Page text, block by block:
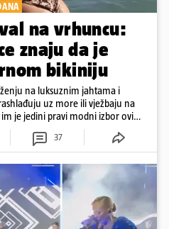
na vrhuncu:
znaju da je
bikiniju
na luksuznim jahtama i
uz more ili vježbaju na
je jedini pravi modni izbor ovih
37